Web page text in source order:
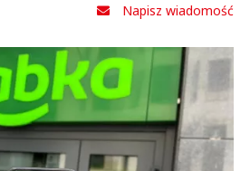
Napisz wiadomość